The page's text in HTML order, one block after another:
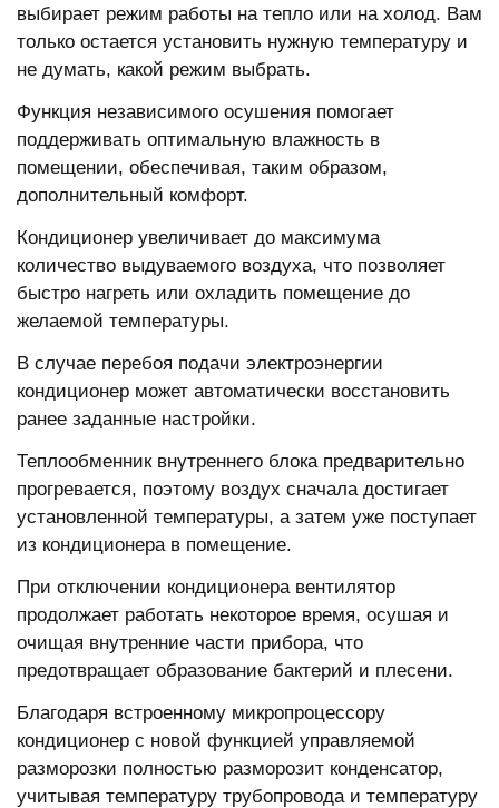
выбирает режим работы на тепло или на холод. Вам
только остается установить нужную температуру и
не думать, какой режим выбрать.
Функция независимого осушения помогает
поддерживать оптимальную влажность в
помещении, обеспечивая, таким образом,
дополнительный комфорт.
Кондиционер увеличивает до максимума
количество выдуваемого воздуха, что позволяет
быстро нагреть или охладить помещение до
желаемой температуры.
В случае перебоя подачи электроэнергии
кондиционер может автоматически восстановить
ранее заданные настройки.
Теплообменник внутреннего блока предварительно
прогревается, поэтому воздух сначала достигает
установленной температуры, а затем уже поступает
из кондиционера в помещение.
При отключении кондиционера вентилятор
продолжает работать некоторое время, осушая и
очищая внутренние части прибора, что
предотвращает образование бактерий и плесени.
Благодаря встроенному микропроцессору
кондиционер с новой функцией управляемой
разморозки полностью разморозит конденсатор,
учитывая температуру трубопровода и температуру